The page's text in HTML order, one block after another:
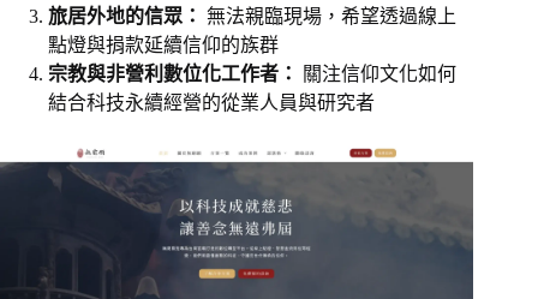
旅居外地的信眾： 無法親臨現場，希望透過線上
點燈與捐款延續信仰的族群
宗教與非營利數位化工作者：
關注信仰文化如何
結合科技永續經營的從業人員與研究者